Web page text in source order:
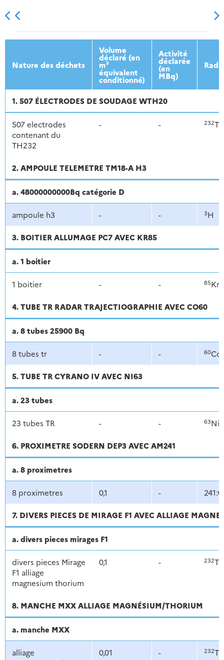
2013 2014 2015 2016
Nature des déchets
Volume
déclaré (en
m³
équivalent
conditionné)
Activité
déclarée
(en
MBq)
1. 507 ÉLECTRODES DE SOUDAGE WTH20
507 electrodes
contenant du
TH232
- - 232Th
2. AMPOULE TELEMETRE TM18-A H3
a. 48000000000Bq catégorie D
ampoule h3 - - 3H
3. BOITIER ALLUMAGE PC7 AVEC KR85
a. 1 boitier
1 boitier - - 85Kr
4. TUBE TR RADAR TRAJECTIOGRAPHIE AVEC CO60
a. 8 tubes 25900 Bq
8 tubes tr - - 60Co
5. TUBE TR CYRANO IV AVEC NI63
a. 23 tubes
23 tubes TR - - 63Ni
6. PROXIMETRE SODERN DEP3 AVEC AM241
a. 8 proximetres
8 proximetres 0,1 -
7. DIVERS PIECES DE MIRAGE F1 AVEC ALLIAGE
a. divers pieces mirages F1
divers pieces Mirage
F1 alliage
magnesium thorium
0,1 - 232Th
8. MANCHE MXX ALLIAGE MAGNÉSIUM/THORIUM
a. manche MXX
alliage
0,01 - 232Th